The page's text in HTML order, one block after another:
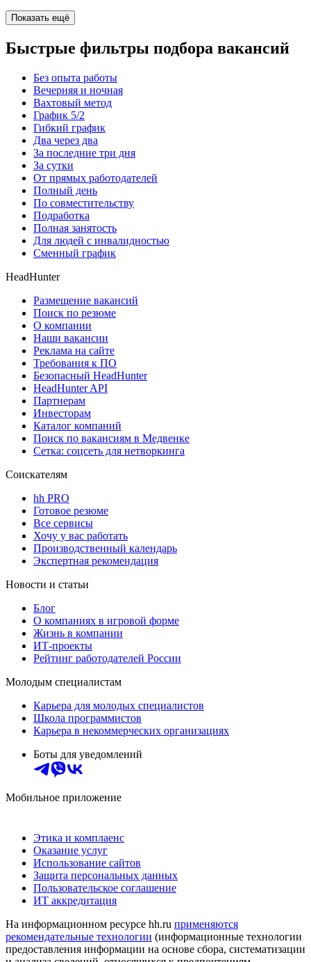
Показать ещё
Быстрые фильтры подбора вакансий
Без опыта работы
Вечерняя и ночная
Вахтовый метод
График 5/2
Гибкий график
Два через два
За последние три дня
За сутки
От прямых работодателей
Полный день
По совместительству
Подработка
Полная занятость
Для людей с инвалидностью
Сменный график
HeadHunter
Размещение вакансий
Поиск по резюме
О компании
Наши вакансии
Реклама на сайте
Требования к ПО
Безопасный HeadHunter
HeadHunter API
Партнерам
Инвесторам
Каталог компаний
Поиск по вакансиям в Медвенке
Сетка: соцсеть для нетворкинга
Соискателям
hh PRO
Готовое резюме
Все сервисы
Хочу у вас работать
Производственный календарь
Экспертная рекомендация
Новости и статьи
Блог
О компаниях в игровой форме
Жизнь в компании
ИТ-проекты
Рейтинг работодателей России
Молодым специалистам
Карьера для молодых специалистов
Школа программистов
Карьера в некоммерческих организациях
Боты для уведомлений
Мобильное приложение
Этика и комплаенс
Оказание услуг
Использование сайтов
Защита персональных данных
Пользовательское соглашение
ИТ аккредитация
На информационном ресурсе hh.ru применяются
рекомендательные технологии (информационные технологии
предоставления информации на основе сбора, систематизации